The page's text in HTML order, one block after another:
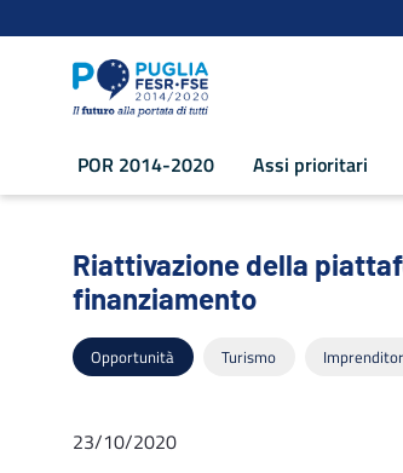
POR 2014-2020 Assi prioritari
Riattivazione della
Riattivazione della
finanziamento
Opportunità Turismo
23/10/2020